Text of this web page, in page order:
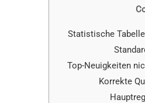
Statistische
Top-Neuigkeiten
Korrekte